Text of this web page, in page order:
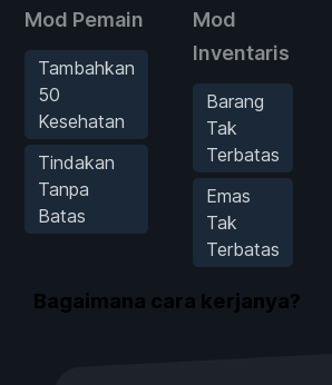
Mod Pemain
Tambahkan
50
Kesehatan
Tindakan
Tanpa
Batas
Mod
Inventaris
Barang
Tak
Terbatas
Emas
Tak
Terbatas
Bagaimana cara kerjanya?